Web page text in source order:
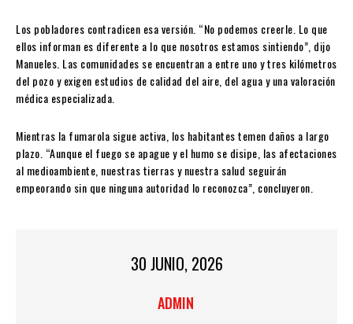
Los pobladores contradicen esa versión. “No podemos creerle. Lo que
ellos informan es diferente a lo que nosotros estamos sintiendo”, dijo
Manueles. Las comunidades se encuentran a entre uno y tres kilómetros
del pozo y exigen estudios de calidad del aire, del agua y una valoración
médica especializada.
Mientras la fumarola sigue activa, los habitantes temen daños a largo
plazo. “Aunque el fuego se apague y el humo se disipe, las afectaciones
al medioambiente, nuestras tierras y nuestra salud seguirán
empeorando sin que ninguna autoridad lo reconozca”, concluyeron.
30 JUNIO, 2026
ADMIN